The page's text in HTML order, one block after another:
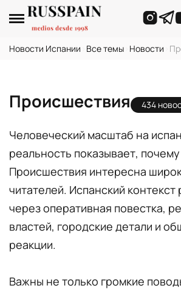
Новости Испании Все темы Новости
Происшествия 434
Человеческий масштаб на
реальность показывает,
Происшествия интересна
читателей. Испанский контекст
через оперативная повестка,
властей, городские детали и
реакции.
Важны не только громкие